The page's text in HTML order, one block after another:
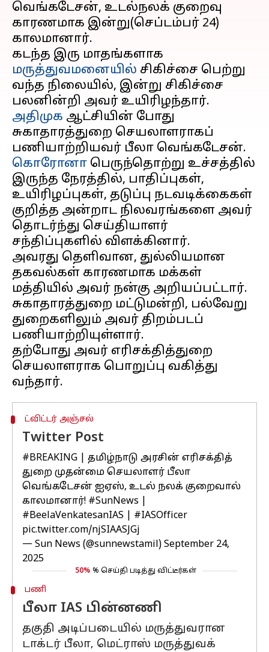
வெங்கடேசன், உடல்நலக் குறைவு
காரணமாக இன்று(செப்டம்பர் 24)
காலமானார்.
கடந்த இரு மாதங்களாக
மருத்துவமனையில் சிகிச்சை பெற்று
வந்த நிலையில், இன்று சிகிச்சை
அதிமுக ஆட்சியின் போது
சுகாதாரத்துறை செயலாளராகப்
பணியாற்றியவர் பீலா வெங்கடேசன்.
கொரோனா பெருந்தொற்று உச்சத்தில்
இருந்த நேரத்தில், பாதிப்புகள்,
உயிரிழப்புகள், தடுப்பு நடவடிக்கைகள்
குறித்த அன்றாட நிலவரங்களை அவர்
தொடர்ந்து செய்தியாளர்
சந்திப்புகளில் விளக்கினார்.
அவரது தெளிவான, துல்லியமான
தகவல்கள் காரணமாக மக்கள்
மத்தியில் அவர் நன்கு அறியப்பட்டார்.
சுகாதாரத்துறை மட்டுமன்றி, பல்வேறு
துறைகளிலும் அவர் திறம்படப்
பணியாற்றியுள்ளார்.
தற்போது அவர் எரிசக்தித்துறை
செயலாளராக பொறுப்பு வகித்து
ட்விட்டர் அஞ்சல்
Twitter Post
#BREAKING | தமிழ்நாடு அரசின் எரிசக்தித்
துறை முதன்மை செயலாளர் பீலா
வெங்கடேசன் ஐஏஸ், உடல் நலக் குறைவால்
காலமானார்! #SunNews
#BeelaVenkatesanIAS
#IASOfficer
pic.twitter.com/njSIAASJGj
— Sun News (@sunnewstamil) September 24,
2025
50% % செய்தி படித்து விட்டீர்கள்
பணி
பீலா IAS பின்னணி
தகுதி அடிப்படையில் மருத்துவரான
டாக்டர் பீலா, மெட்ராஸ் மருத்துவக்